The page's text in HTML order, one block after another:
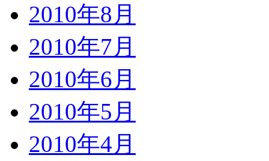
2010年8月
2010年7月
2010年6月
2010年5月
2010年4月